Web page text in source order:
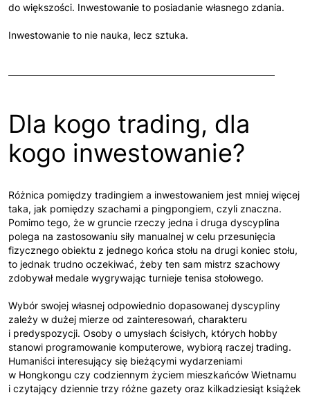
do większości. Inwestowanie to posiadanie własnego zdania.
Inwestowanie to nie nauka, lecz sztuka.
Dla kogo trading, dla
kogo inwestowanie?
Różnica pomiędzy tradingiem a inwestowaniem jest mniej więcej
taka, jak pomiędzy szachami a pingpongiem, czyli znaczna.
Pomimo tego, że w gruncie rzeczy jedna i druga dyscyplina
polega na zastosowaniu siły manualnej w celu przesunięcia
fizycznego obiektu z jednego końca stołu na drugi koniec stołu,
to jednak trudno oczekiwać, żeby ten sam mistrz szachowy
zdobywał medale wygrywając turnieje tenisa stołowego.
Wybór swojej własnej odpowiednio dopasowanej dyscypliny
zależy w dużej mierze od zainteresowań, charakteru
i predyspozycji. Osoby o umysłach ścisłych, których hobby
stanowi programowanie komputerowe, wybiorą raczej trading.
Humaniści interesujący się bieżącymi wydarzeniami
w Hongkongu czy codziennym życiem mieszkańców Wietnamu
i czytający dziennie trzy różne gazety oraz kilkadziesiąt książek